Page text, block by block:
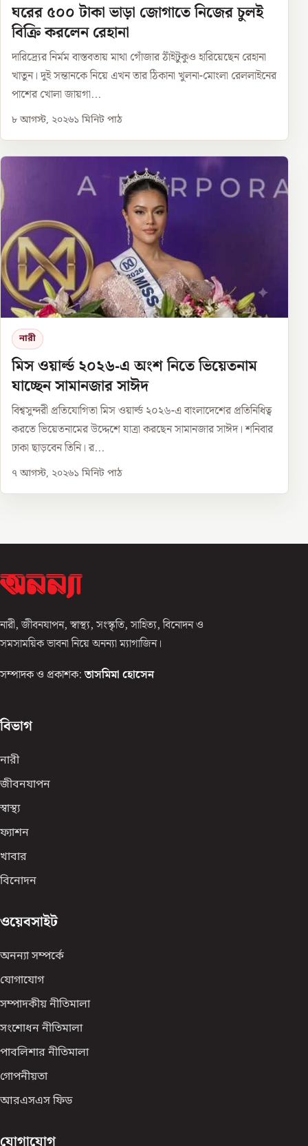
ঘরের ৫০০ টাকা ভাড়া জোগাতে নিজের চুলই
বিক্রি করলেন রেহানা
দারিদ্র্যের নির্মম বাস্তবতায় মাথা গোঁজার ঠাঁইটুকুও হারিয়েছেন রেহানা
খাতুন। দুই সন্তানকে নিয়ে এখন তার ঠিকানা খুলনা-মোংলা রেললাইনের
পাশের খোলা জায়গা...
৮ আগস্ট, ২০২৬১ মিনিট পাঠ
নারী
মিস ওয়ার্ল্ড ২০২৬-এ অংশ নিতে ভিয়েতনাম
যাচ্ছেন সামানজার সাঈদ
বিশ্বসুন্দরী প্রতিযোগিতা মিস ওয়ার্ল্ড ২০২৬-এ বাংলাদেশের প্রতিনিধিত্ব
করতে ভিয়েতনামের উদ্দেশে যাত্রা করছেন সামানজার সাঈদ। শনিবার
ঢাকা ছাড়বেন তিনি। র...
৭ আগস্ট, ২০২৬১ মিনিট পাঠ
নারী, জীবনযাপন, স্বাস্থ্য, সংস্কৃতি, সাহিত্য, বিনোদন ও
সমসাময়িক ভাবনা নিয়ে অনন্যা ম্যাগাজিন।
সম্পাদক ও প্রকাশক: তাসমিমা হোসেন
বিভাগ
নারী
জীবনযাপন
স্বাস্থ্য
ফ্যাশন
খাবার
বিনোদন
ওয়েবসাইট
অনন্যা সম্পর্কে
যোগাযোগ
সম্পাদকীয় নীতিমালা
সংশোধন নীতিমালা
পাবলিশার নীতিমালা
গোপনীয়তা
আরএসএস ফিড